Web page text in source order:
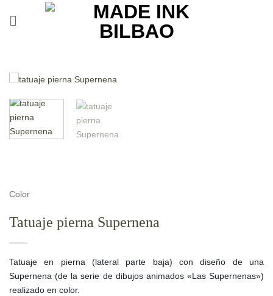
Color
Tatuaje pierna Supernena
Tatuaje en pierna (lateral parte baja) con diseño de una
Supernena (de la serie de dibujos animados «Las Supernenas»)
realizado en color.